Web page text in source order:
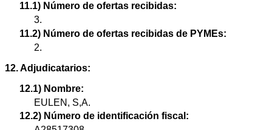
11.1) Número de ofertas recibidas:
3.
11.2) Número de ofertas recibidas de PYMEs:
2.
12. Adjudicatarios:
12.1) Nombre:
EULEN, S,A.
12.2) Número de identificación fiscal: